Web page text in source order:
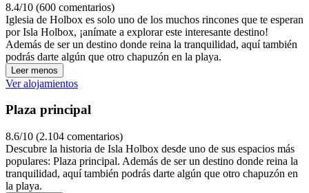
8.4/10 (600 comentarios)
Iglesia de Holbox es solo uno de los muchos rincones que te esperan
por Isla Holbox, ¡anímate a explorar este interesante destino!
Además de ser un destino donde reina la tranquilidad, aquí también
podrás darte algún que otro chapuzón en la playa.
Leer menos
Ver alojamientos
Plaza principal
8.6/10 (2.104 comentarios)
Descubre la historia de Isla Holbox desde uno de sus espacios más
populares: Plaza principal. Además de ser un destino donde reina la
tranquilidad, aquí también podrás darte algún que otro chapuzón en
la playa.